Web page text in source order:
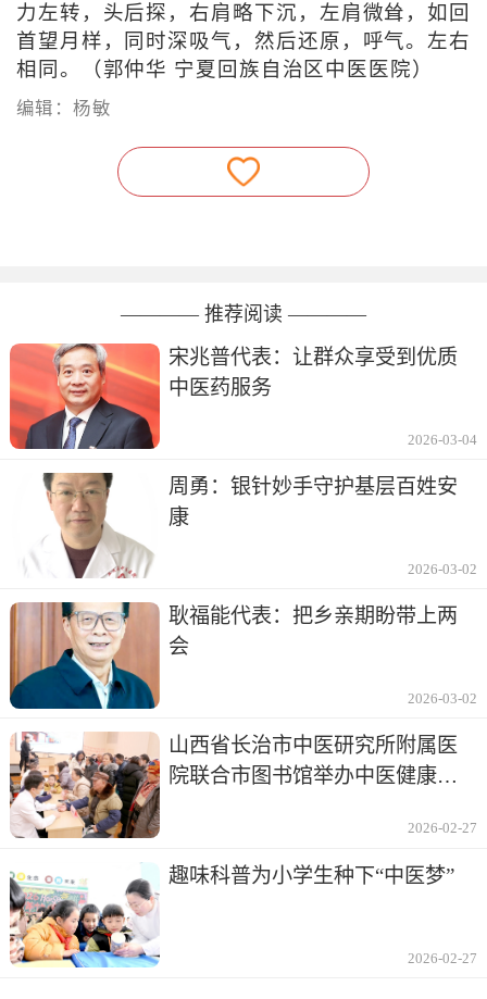
力左转，头后探，右肩略下沉，左肩微耸，如回
首望月样，同时深吸气，然后还原，呼气。左右
相同。（郭仲华 宁夏回族自治区中医医院）
编辑：杨敏
———— 推荐阅读 ————
宋兆普代表：让群众享受到优质
中医药服务
2026-03-04
周勇：银针妙手守护基层百姓安
康
2026-03-02
耿福能代表：把乡亲期盼带上两
会
2026-03-02
山西省长治市中医研究所附属医
院联合市图书馆举办中医健康讲
2026-02-27
趣味科普为小学生种下“中医梦”
2026-02-27